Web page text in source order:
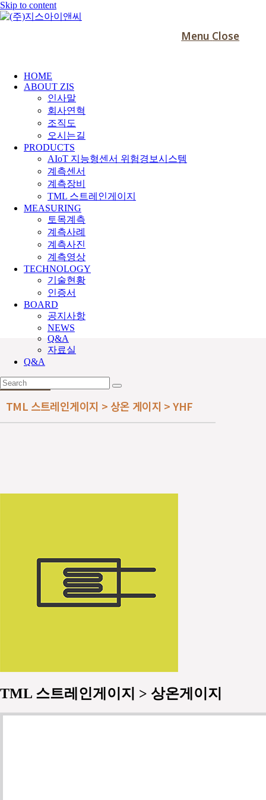
Skip to content
Menu Close
HOME
ABOUT ZIS
인사말
회사연혁
조직도
오시는길
PRODUCTS
AIoT 지능형센서 위험경보시스템
계측센서
계측장비
TML 스트레인게이지
MEASURING
토목계측
계측사례
계측사진
계측영상
TECHNOLOGY
기술현황
인증서
BOARD
공지사항
NEWS
Q&A
자료실
Q&A
TML 스트레인게이지 > 상온 게이지 > YHF
TML 스트레인게이지 > 상온게이지